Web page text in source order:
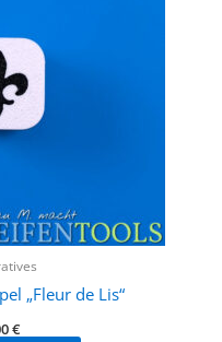
„Fleur de Lis“
€